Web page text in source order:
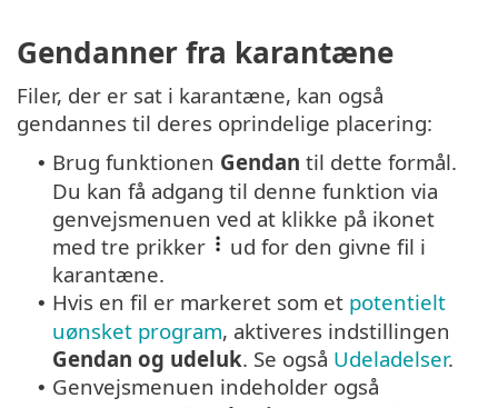
Gendanner fra karantæne
Filer, der er sat i karantæne, kan også
gendannes til deres oprindelige placering:
• Brug funktionen Gendan til dette formål.
Du kan få adgang til denne funktion via
genvejsmenuen ved at klikke på ikonet
med tre prikker
ud for den givne fil i
karantæne.
• Hvis en fil er markeret som et potentielt
uønsket program, aktiveres indstillingen
Gendan og udeluk. Se også Udeladelser.
• Genvejsmenuen indeholder også